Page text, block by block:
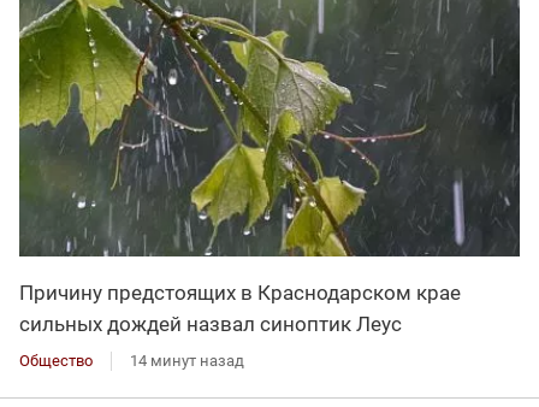
Причину предстоящих в Краснодарском крае
сильных дождей назвал синоптик Леус
Общество 14 минут назад